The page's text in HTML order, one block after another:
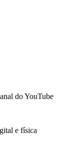
do YouTube
e física